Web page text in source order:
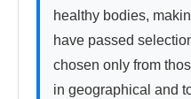
healthy bodies,
have passed
chosen only from
in geographical and